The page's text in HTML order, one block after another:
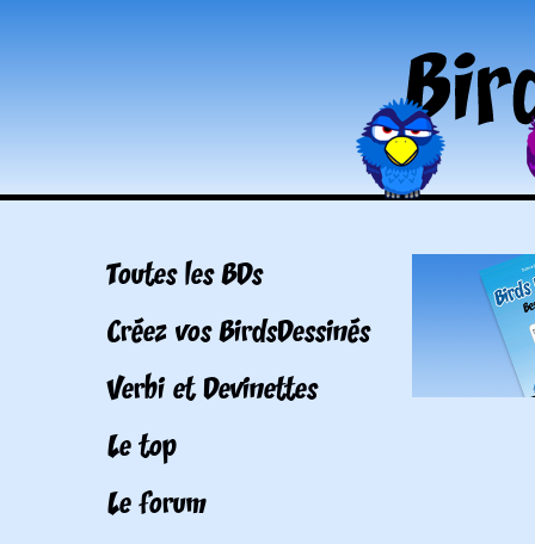
Toutes les BDs
Créez vos BirdsDessinés
Verbi et Devinettes
Le top
Le forum